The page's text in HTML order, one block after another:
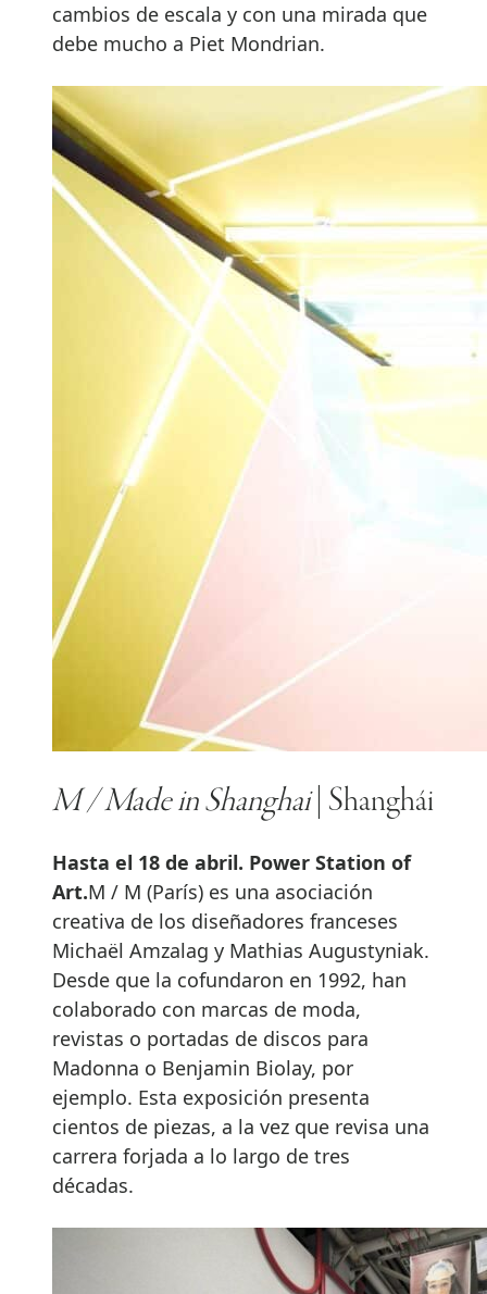
cambios de escala y con una mirada que
debe mucho a Piet Mondrian.
M / Made in Shanghai| Shanghái
Hasta el 18 de abril. Power Station of
Art.M / M (París) es una asociación
creativa de los diseñadores franceses
Michaël Amzalag y Mathias Augustyniak.
Desde que la cofundaron en 1992, han
colaborado con marcas de moda,
revistas o portadas de discos para
Madonna o Benjamin Biolay, por
ejemplo. Esta exposición presenta
cientos de piezas, a la vez que revisa una
carrera forjada a lo largo de tres
décadas.